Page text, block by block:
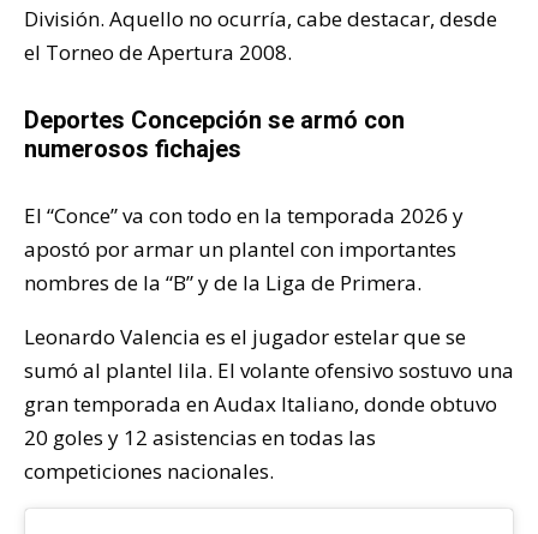
División. Aquello no ocurría, cabe destacar, desde
el Torneo de Apertura 2008.
Deportes Concepción se armó con
numerosos fichajes
El “Conce” va con todo en la temporada 2026 y
apostó por armar un plantel con importantes
nombres de la “B” y de la Liga de Primera.
Leonardo Valencia es el jugador estelar que se
sumó al plantel lila. El volante ofensivo sostuvo una
gran temporada en Audax Italiano, donde obtuvo
20 goles y 12 asistencias en todas las
competiciones nacionales.